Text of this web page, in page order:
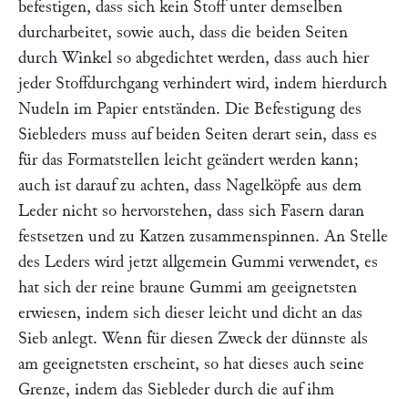
befestigen, dass sich kein Stoff unter demselben
durcharbeitet, sowie auch, dass die beiden Seiten
durch Winkel so abgedichtet werden, dass auch hier
jeder Stoffdurchgang verhindert wird, indem hierdurch
Nudeln im Papier entständen. Die Befestigung des
Siebleders muss auf beiden Seiten derart sein, dass es
für das Formatstellen leicht geändert werden kann;
auch ist darauf zu achten, dass Nagelköpfe aus dem
Leder nicht so hervorstehen, dass sich Fasern daran
festsetzen und zu Katzen zusammenspinnen. An Stelle
des Leders wird jetzt allgemein Gummi verwendet, es
hat sich der reine braune Gummi am geeignetsten
erwiesen, indem sich dieser leicht und dicht an das
Sieb anlegt. Wenn für diesen Zweck der dünnste als
am geeignetsten erscheint, so hat dieses auch seine
Grenze, indem das Siebleder durch die auf ihm